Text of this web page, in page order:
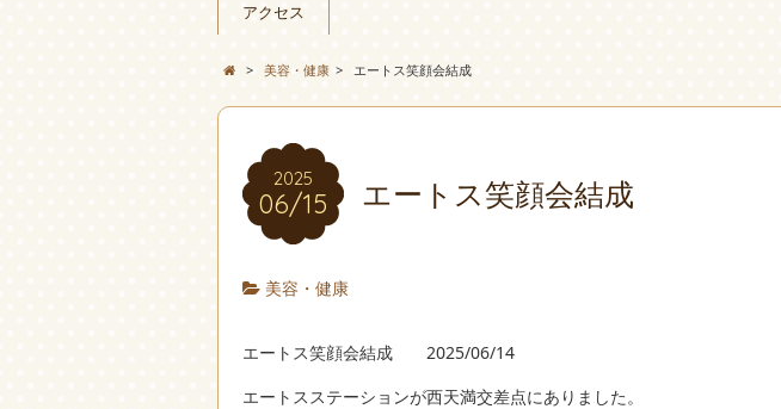
アクセス
> 美容・健康 > エートス笑顔会結成
2025
06/15 エートス笑顔会結成
美容・健康
エートス笑顔会結成 2025/06/14
エートスステーションが西天満交差点にありました。